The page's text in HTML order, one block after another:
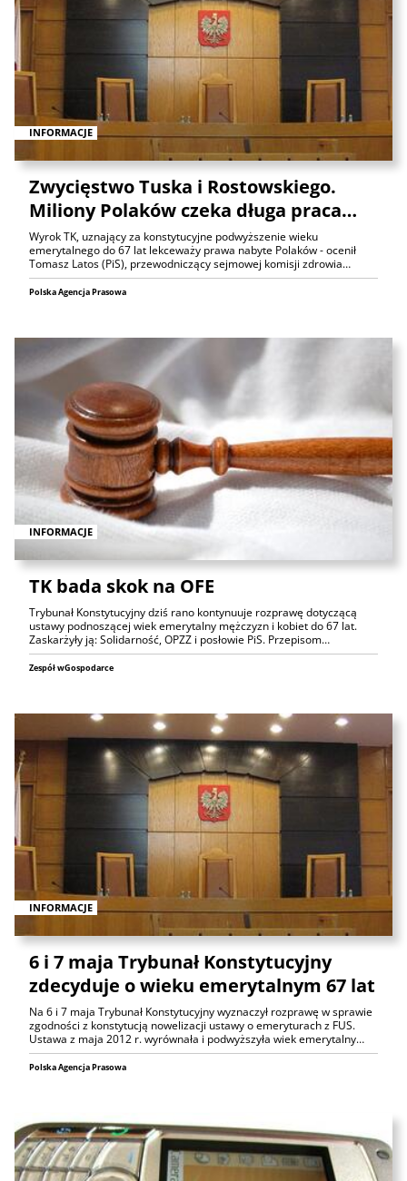
INFORMACJE
Zwycięstwo Tuska i Rostowskiego.
Miliony Polaków czeka długa praca…
Wyrok TK, uznający za konstytucyjne podwyższenie wieku
emerytalnego do 67 lat lekceważy prawa nabyte Polaków - ocenił
Tomasz Latos (PiS), przewodniczący sejmowej komisji zdrowia…
Polska Agencja Prasowa
INFORMACJE
TK bada skok na OFE
Trybunał Konstytucyjny dziś rano kontynuuje rozprawę dotyczącą
ustawy podnoszącej wiek emerytalny mężczyzn i kobiet do 67 lat.
Zaskarżyły ją: Solidarność, OPZZ i posłowie PiS. Przepisom…
Zespół wGospodarce
INFORMACJE
6 i 7 maja Trybunał Konstytucyjny
zdecyduje o wieku emerytalnym 67 lat
Na 6 i 7 maja Trybunał Konstytucyjny wyznaczył rozprawę w sprawie
zgodności z konstytucją nowelizacji ustawy o emeryturach z FUS.
Ustawa z maja 2012 r. wyrównała i podwyższyła wiek emerytalny…
Polska Agencja Prasowa